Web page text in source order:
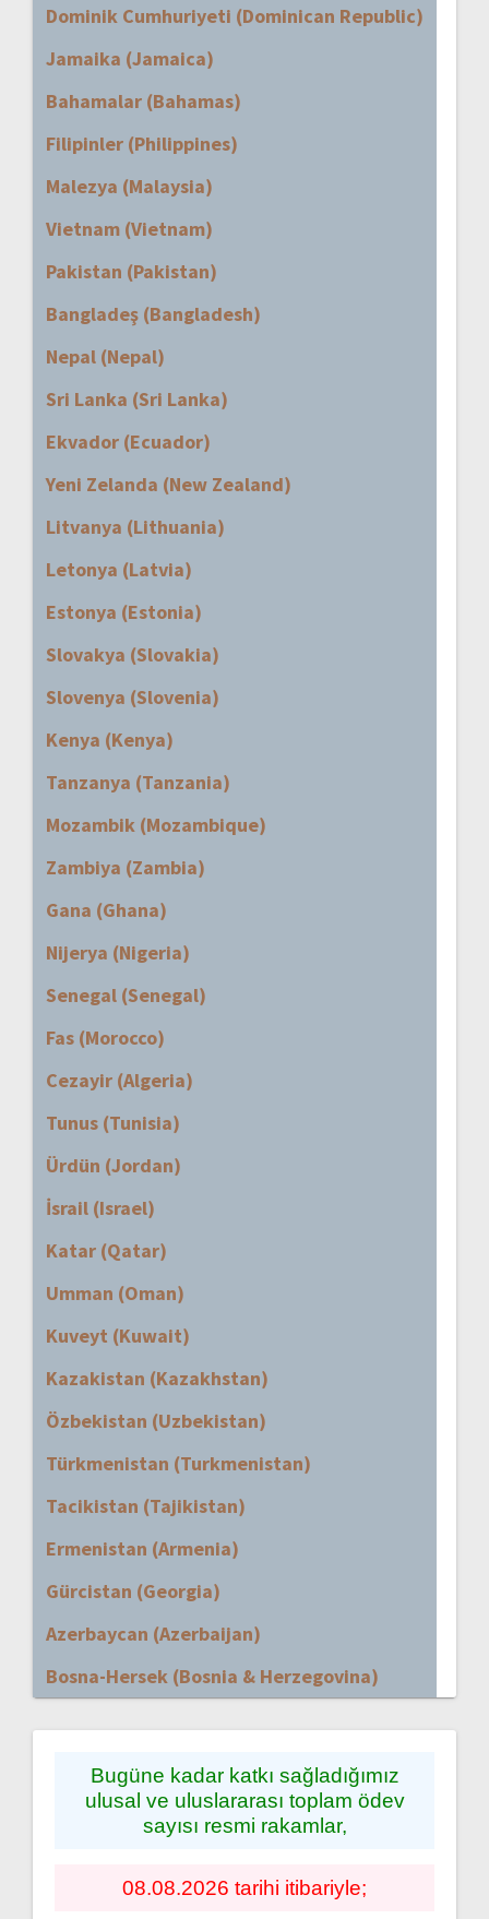
Dominik Cumhuriyeti (Dominican Republic)
Jamaika (Jamaica)
Bahamalar (Bahamas)
Filipinler (Philippines)
Malezya (Malaysia)
Vietnam (Vietnam)
Pakistan (Pakistan)
Bangladeş (Bangladesh)
Nepal (Nepal)
Sri Lanka (Sri Lanka)
Ekvador (Ecuador)
Yeni Zelanda (New Zealand)
Litvanya (Lithuania)
Letonya (Latvia)
Estonya (Estonia)
Slovakya (Slovakia)
Slovenya (Slovenia)
Kenya (Kenya)
Tanzanya (Tanzania)
Mozambik (Mozambique)
Zambiya (Zambia)
Gana (Ghana)
Nijerya (Nigeria)
Senegal (Senegal)
Fas (Morocco)
Cezayir (Algeria)
Tunus (Tunisia)
Ürdün (Jordan)
İsrail (Israel)
Katar (Qatar)
Umman (Oman)
Kuveyt (Kuwait)
Kazakistan (Kazakhstan)
Özbekistan (Uzbekistan)
Türkmenistan (Turkmenistan)
Tacikistan (Tajikistan)
Ermenistan (Armenia)
Gürcistan (Georgia)
Azerbaycan (Azerbaijan)
Bosna-Hersek (Bosnia & Herzegovina)
Bugüne kadar katkı sağladığımız
ulusal ve uluslararası toplam ödev
sayısı resmi rakamlar,
08.08.2026 tarihi itibariyle;